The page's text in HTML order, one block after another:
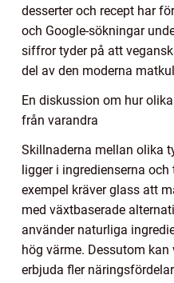
desserter och recept har
och Google-sökningar
siffror tyder på att
del av den moderna
En diskussion om hur
från varandra
Skillnaderna mellan olika
ligger i ingredienserna
exempel kräver glass att
med växtbaserade
använder naturliga
hög värme. Dessutom
erbjuda fler